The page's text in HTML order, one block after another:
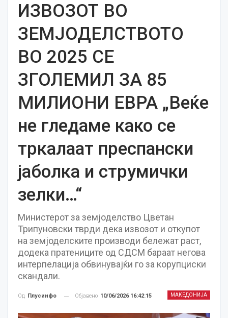
ИЗВОЗОТ ВО
ЗЕМЈОДЕЛСТВОТО
ВО 2025 СЕ
ЗГОЛЕМИЛ ЗА 85
МИЛИОНИ ЕВРА „Веќе
не гледаме како се
тркалаат преспански
јаболка и струмички
зелки…“
Министерот за земјоделство Цветан
Трипуновски тврди дека извозот и откупот
на земјоделските производи бележат раст,
додека пратениците од СДСМ бараат негова
интерпелација обвинувајќи го за корупциски
скандали.
МАКЕДОНИЈА
Од Плусинфо Објавено 10/06/2026 16:42:15